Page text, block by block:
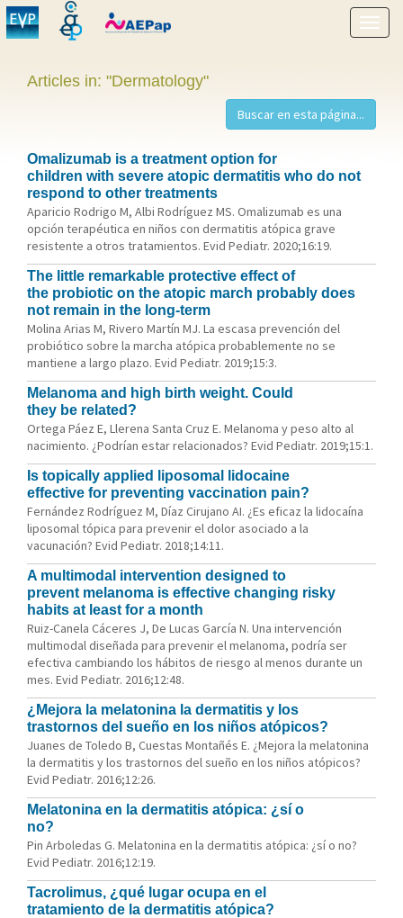
Show
menu
Articles in: "Dermatology"
Omalizumab is a treatment option for
children with severe atopic dermatitis who do not
respond to other treatments
Aparicio Rodrigo M, Albi Rodríguez MS. Omalizumab es una
opción terapéutica en niños con dermatitis atópica grave
resistente a otros tratamientos. Evid Pediatr. 2020;16:19.
The little remarkable protective effect of
the probiotic on the atopic march probably does
not remain in the long-term
Molina Arias M, Rivero Martín MJ. La escasa prevención del
probiótico sobre la marcha atópica probablemente no se
mantiene a largo plazo. Evid Pediatr. 2019;15:3.
Melanoma and high birth weight. Could
they be related?
Ortega Páez E, Llerena Santa Cruz E. Melanoma y peso alto al
nacimiento. ¿Podrían estar relacionados? Evid Pediatr. 2019;15:1.
Is topically applied liposomal lidocaine
effective for preventing vaccination pain?
Fernández Rodríguez M, Díaz Cirujano AI. ¿Es eficaz la lidocaína
liposomal tópica para prevenir el dolor asociado a la
vacunación? Evid Pediatr. 2018;14:11.
A multimodal intervention designed to
prevent melanoma is effective changing risky
habits at least for a month
Ruiz-Canela Cáceres J, De Lucas García N. Una intervención
multimodal diseñada para prevenir el melanoma, podría ser
efectiva cambiando los hábitos de riesgo al menos durante un
mes. Evid Pediatr. 2016;12:48.
¿Mejora la melatonina la dermatitis y los
trastornos del sueño en los niños atópicos?
Juanes de Toledo B, Cuestas Montañés E. ¿Mejora la melatonina
la dermatitis y los trastornos del sueño en los niños atópicos?
Evid Pediatr. 2016;12:26.
Melatonina en la dermatitis atópica: ¿sí o
no?
Pin Arboledas G. Melatonina en la dermatitis atópica: ¿sí o no?
Evid Pediatr. 2016;12:19.
Tacrolimus, ¿qué lugar ocupa en el
tratamiento de la dermatitis atópica?